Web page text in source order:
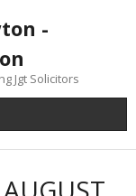
-
Jgt Solicitors